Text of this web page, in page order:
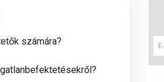
számára?